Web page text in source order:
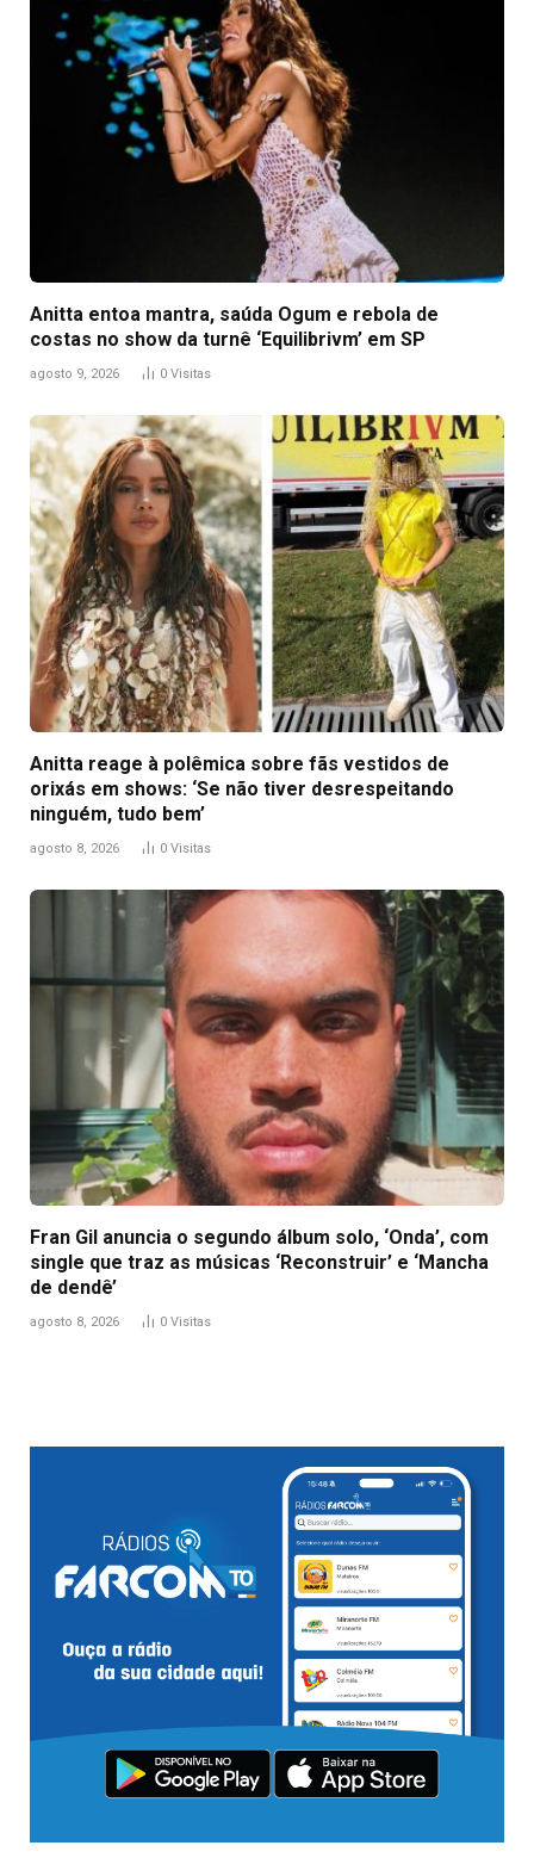
Anitta entoa mantra, saúda Ogum e rebola de
costas no show da turnê ‘Equilibrivm’ em SP
agosto 9, 2026 0 Visitas
Anitta reage à polêmica sobre fãs vestidos de
orixás em shows: ‘Se não tiver desrespeitando
ninguém, tudo bem’
agosto 8, 2026 0 Visitas
Fran Gil anuncia o segundo álbum solo, ‘Onda’, com
single que traz as músicas ‘Reconstruir’ e ‘Mancha
de dendê’
agosto 8, 2026 0 Visitas